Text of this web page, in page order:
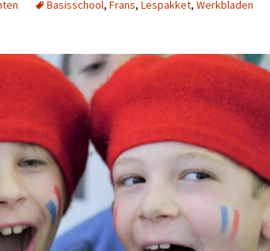
5: Un croissant svp!
6: Quelle heure est-il?
Whatsapp
Joyeux Noël!
Basisschool, Frans, Lespakket, Werkbladen